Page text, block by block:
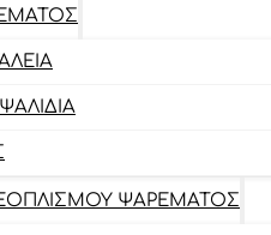
ΨΑΡΈΜΑΤΟΣ